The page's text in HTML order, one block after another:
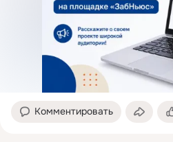
Комментировать